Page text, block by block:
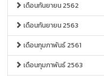
เดือนกันยายน 2562
เดือนกันยายน 2563
เดือนกุมภาพันธ์ 2561
เดือนกุมภาพันธ์ 2563